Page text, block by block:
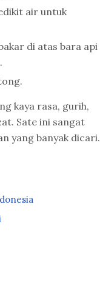
air untuk
di atas bara api
kaya rasa, gurih,
Sate ini sangat
yang banyak dicari.